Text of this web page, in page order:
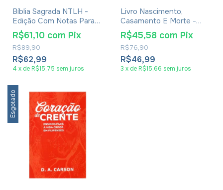
Bíblia Sagrada NTLH -
Edição Com Notas Para
Jovens - Capa
Semiflexível Azul
R$62,99
R$89,90
R$61,10 com Pix
4 x de R$15,75 sem juros
Livro Nascimento,
Casamento E Morte -
Timothy Keller
R$46,99
R$76,90
R$45,58 com Pix
3 x de R$15,66 sem juros
Esgotado